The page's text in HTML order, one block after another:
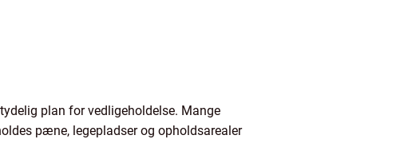
plan for vedligeholdelse. Mange
pæne, legepladser og opholdsarealer